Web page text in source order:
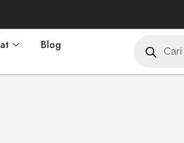
Blog